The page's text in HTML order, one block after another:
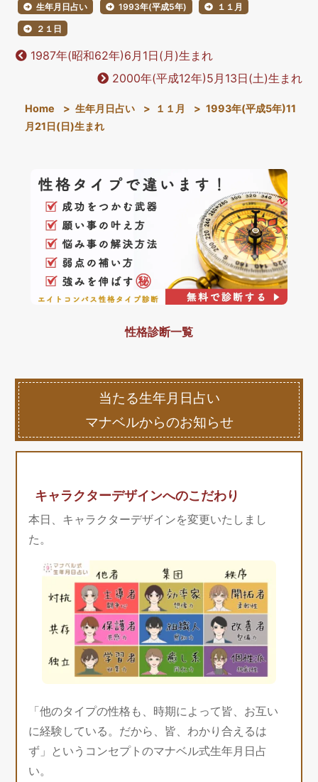
生年月日占い 1993年(平成5年) １１月
２１日
1987年(昭和62年)6月1日(月)生まれ
2000年(平成12年)5月13日(土)生まれ
Home > 生年月日占い > １１月 > 1993年(平成5年)11
月21日(日)生まれ
性格診断一覧
当たる生年月日占い
マナベルからのお知らせ
キャラクターデザインへのこだわり
本日、キャラクターデザインを変更いたしまし
た。
「他のタイプの性格も、時期によって皆、お互い
に経験している。だから、皆、わかり合えるは
ず」というコンセプトのマナベル式生年月日占
い。